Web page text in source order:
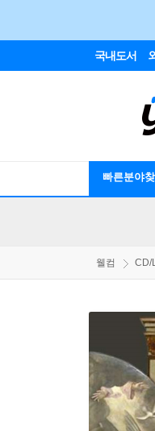
국내도서
빠른분야찾
웰컴 CD/